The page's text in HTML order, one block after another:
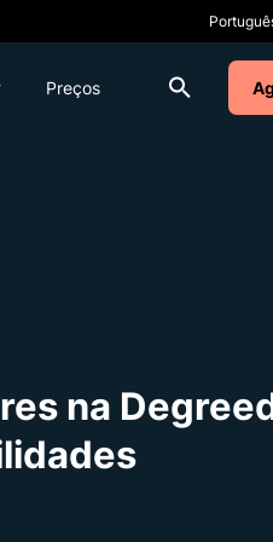
Preços
na